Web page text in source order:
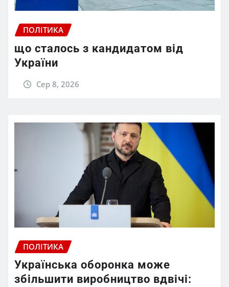
ПОЛІТИКА
що сталось з кандидатом від
України
Сер 8, 2026
ПОЛІТИКА
Українська оборонка може
збільшити виробництво вдвічі: